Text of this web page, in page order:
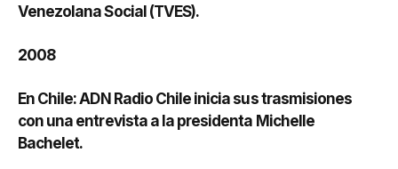
Venezolana Social (TVES).
2008
En Chile: ADN Radio Chile inicia sus trasmisiones
con una entrevista a la presidenta Michelle
Bachelet.